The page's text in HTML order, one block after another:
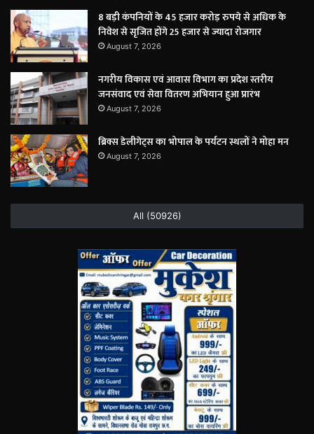
8 बड़ी कंपनियों के 45 हजार करोड़ रुपये से अधिक के
निवेश से सृजित होंगे 25 हजार से ज्यादा रोजगार
August 7, 2026
नगरीय विकास एवं आवास विभाग का प्रदेश स्तरीय
जनसंवाद एवं सेवा वितरण अभियान हुआ प्रारंभ
August 7, 2026
ब्रिक्स डेलीगेट्स का भोपाल के पर्यटन स्थलों ने मोहा मन
August 7, 2026
All (50926)